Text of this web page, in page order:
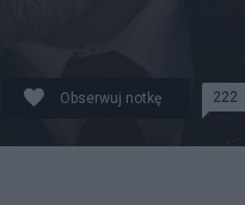
Obserwuj notkę 222